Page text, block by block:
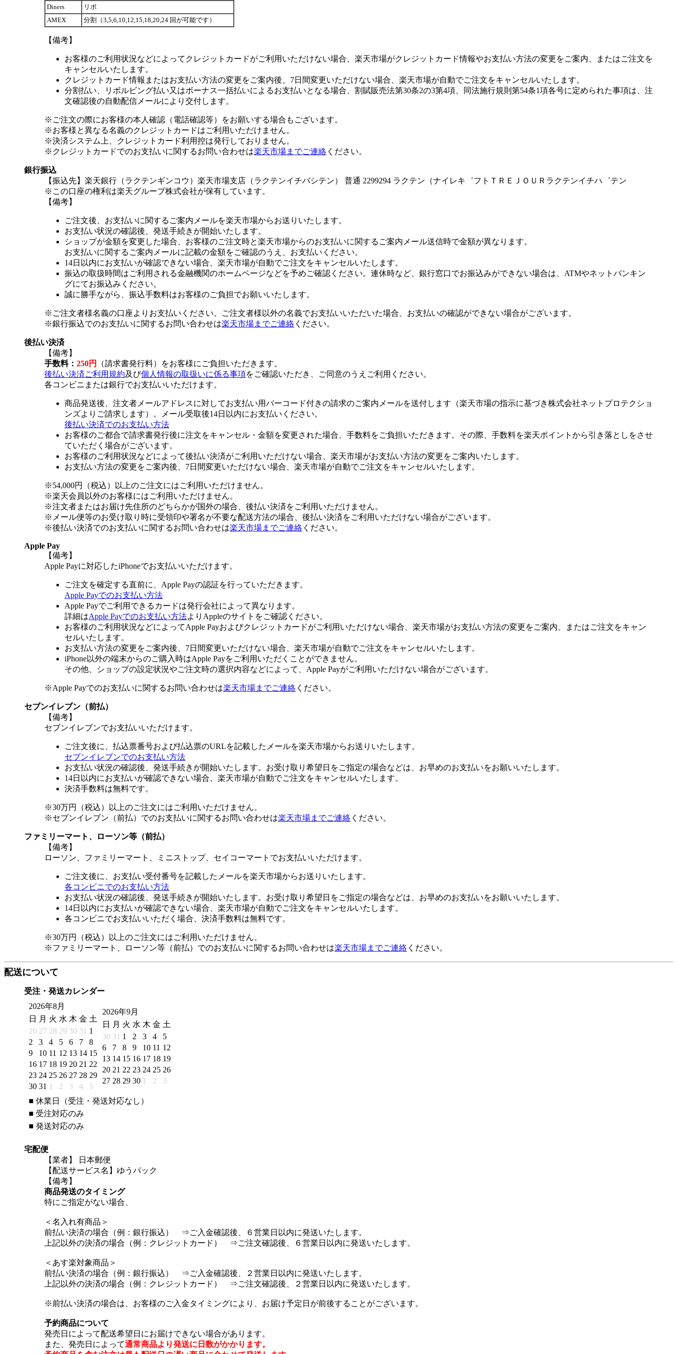
Diners
リボ
AMEX
分割（3,5,6,10,12,15,18,20,24 回が可能です）
【備考】
お客様のご利用状況などによってクレジットカードがご利用いただけない場合、楽天市場がクレジットカード情報やお支払い方法の変更をご案内、またはご注文を
キャンセルいたします。
クレジットカード情報またはお支払い方法の変更をご案内後、7日間変更いただけない場合、楽天市場が自動でご注文をキャンセルいたします。
分割払い、リボルビング払い又はボーナス一括払いによるお支払いとなる場合、割賦販売法第30条2の3第4項、同法施行規則第54条1項各号に定められた事項は、注
文確認後の自動配信メールにより交付します。
※ご注文の際にお客様の本人確認（電話確認等）をお願いする場合もございます。
※お客様と異なる名義のクレジットカードはご利用いただけません。
※決済システム上、クレジットカード利用控は発行しておりません。
※クレジットカードでのお支払いに関するお問い合わせは楽天市場までご連絡 ください。
銀行振込
【振込先】楽天銀行（ラクテンギンコウ）楽天市場支店（ラクテンイチバシテン） 普通 2299294 ラクテン（ナイレキ゛フトＴＲＥＪＯＵＲラクテンイチハ゛テン
※この口座の権利は楽天グループ株式会社が保有しています。
【備考】
ご注文後、お支払いに関するご案内メールを楽天市場からお送りいたします。
お支払い状況の確認後、発送手続きが開始いたします。
ショップが金額を変更した場合、お客様のご注文時と楽天市場からのお支払いに関するご案内メール送信時で金額が異なります。
お支払いに関するご案内メールに記載の金額をご確認のうえ、お支払いください。
14日以内にお支払いが確認できない場合、楽天市場が自動でご注文をキャンセルいたします。
振込の取扱時間はご利用される金融機関のホームページなどを予めご確認ください。連休時など、銀行窓口でお振込みができない場合は、ATMやネットバンキン
グにてお振込みください。
誠に勝手ながら、振込手数料はお客様のご負担でお願いいたします。
※ご注文者様名義の口座よりお支払いください。ご注文者様以外の名義でお支払いいただいた場合、お支払いの確認ができない場合がございます。
※銀行振込でのお支払いに関するお問い合わせは楽天市場までご連絡 ください。
後払い決済
【備考】
手数料： 250円
（請求書発行料）をお客様にご負担いただきます。
後払い決済ご利用規約及び個人情報の取扱いに係る事項をご確認いただき、ご同意のうえご利用ください。
各コンビニまたは銀行でお支払いいただけます。
商品発送後、注文者メールアドレスに対してお支払い用バーコード付きの請求のご案内メールを送付します（楽天市場の指示に基づき株式会社ネットプロテクショ
ンズよりご請求します）。メール受取後14日以内にお支払いください。
後払い決済でのお支払い方法
お客様のご都合で請求書発行後に注文をキャンセル・金額を変更された場合、手数料をご負担いただきます。その際、手数料を楽天ポイントから引き落としをさせ
ていただく場合がございます。
お客様のご利用状況などによって後払い決済がご利用いただけない場合、楽天市場がお支払い方法の変更をご案内いたします。
お支払い方法の変更をご案内後、7日間変更いただけない場合、楽天市場が自動でご注文をキャンセルいたします。
※54,000円（税込）以上のご注文にはご利用いただけません。
※楽天会員以外のお客様にはご利用いただけません。
※注文者またはお届け先住所のどちらかが国外の場合、後払い決済をご利用いただけません。
※メール便等のお受け取り時に受領印や署名が不要な配送方法の場合、後払い決済をご利用いただけない場合がございます。
※後払い決済でのお支払いに関するお問い合わせは楽天市場までご連絡 ください。
Apple Pay
【備考】
Apple Payに対応したiPhoneでお支払いいただけます。
ご注文を確定する直前に、Apple Payの認証を行っていただきます。
Apple Payでのお支払い方法
Apple Payでご利用できるカードは発行会社によって異なります。
詳細はApple Payでのお支払い方法よりAppleのサイトをご確認ください。
お客様のご利用状況などによってApple Payおよびクレジットカードがご利用いただけない場合、楽天市場がお支払い方法の変更をご案内、またはご注文をキャン
セルいたします。
お支払い方法の変更をご案内後、7日間変更いただけない場合、楽天市場が自動でご注文をキャンセルいたします。
iPhone以外の端末からのご購入時はApple Payをご利用いただくことができません。
その他、ショップの設定状況やご注文時の選択内容などによって、Apple Payがご利用いただけない場合がございます。
※Apple Payでのお支払いに関するお問い合わせは楽天市場までご連絡 ください。
セブンイレブン（前払）
【備考】
セブンイレブンでお支払いいただけます。
ご注文後に、払込票番号および払込票のURLを記載したメールを楽天市場からお送りいたします。
セブンイレブンでのお支払い方法
お支払い状況の確認後、発送手続きが開始いたします。お受け取り希望日をご指定の場合などは、お早めのお支払いをお願いいたします。
14日以内にお支払いが確認できない場合、楽天市場が自動でご注文をキャンセルいたします。
決済手数料は無料です。
※30万円（税込）以上のご注文にはご利用いただけません。
※セブンイレブン（前払）でのお支払いに関するお問い合わせは楽天市場までご連絡 ください。
ファミリーマート、ローソン等（前払）
【備考】
ローソン、ファミリーマート、ミニストップ、セイコーマートでお支払いいただけます。
ご注文後に、お支払い受付番号を記載したメールを楽天市場からお送りいたします。
各コンビニでのお支払い方法
お支払い状況の確認後、発送手続きが開始いたします。お受け取り希望日をご指定の場合などは、お早めのお支払いをお願いいたします。
14日以内にお支払いが確認できない場合、楽天市場が自動でご注文をキャンセルいたします。
各コンビニでお支払いいただく場合、決済手数料は無料です。
※30万円（税込）以上のご注文にはご利用いただけません。
※ファミリーマート、ローソン等（前払）でのお支払いに関するお問い合わせは楽天市場までご連絡 ください。
配送について
受注・発送カレンダー
2026年8月
日
月 火 水 木 金 土
26 27 28 29 30 31 1
2
3 4 5 6 7
8
9
10 11 12 13 14 15
16 17 18 19 20 21 22
23 24 25 26 27 28 29
30 31 1 2 3 4 5
2026年9月
日
月 火 水 木 金 土
30 31 1 2 3 4
5
6
7 8 9 10 11 12
13 14 15 16 17 18 19
20 21 22 23 24 25 26
27 28 29 30 1 2 3
■ 休業日（受注・発送対応なし）
■ 受注対応のみ
■ 発送対応のみ
宅配便
【業者】 日本郵便
【配送サービス名】ゆうパック
【備考】
商品発送のタイミング
特にご指定がない場合、
＜名入れ有商品＞
前払い決済の場合（例：銀行振込） ⇒ご入金確認後、６営業日以内に発送いたします。
上記以外の決済の場合（例：クレジットカード） ⇒ご注文確認後、６営業日以内に発送いたします。
＜あす楽対象商品＞
前払い決済の場合（例：銀行振込） ⇒ご入金確認後、２営業日以内に発送いたします。
上記以外の決済の場合（例：クレジットカード） ⇒ご注文確認後、２営業日以内に発送いたします。
※前払い決済の場合は、お客様のご入金タイミングにより、お届け予定日が前後することがございます。
予約商品について
発売日によって配送希望日にお届けできない場合があります。
また、発売日によって通常商品より発送に日数がかかります。